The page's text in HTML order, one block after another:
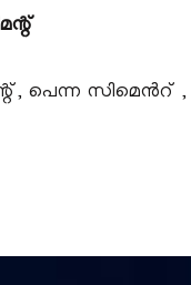
പെന്ന സിമെൻറ് ,